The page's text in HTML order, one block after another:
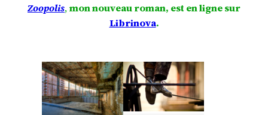
Zoopolis,mon nouveau roman, est en ligne sur
Librinova.